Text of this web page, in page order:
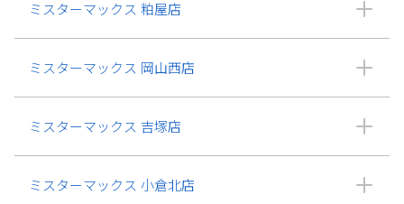
ミスターマックス 粕屋店
ミスターマックス 岡山西店
ミスターマックス 吉塚店
ミスターマックス 小倉北店